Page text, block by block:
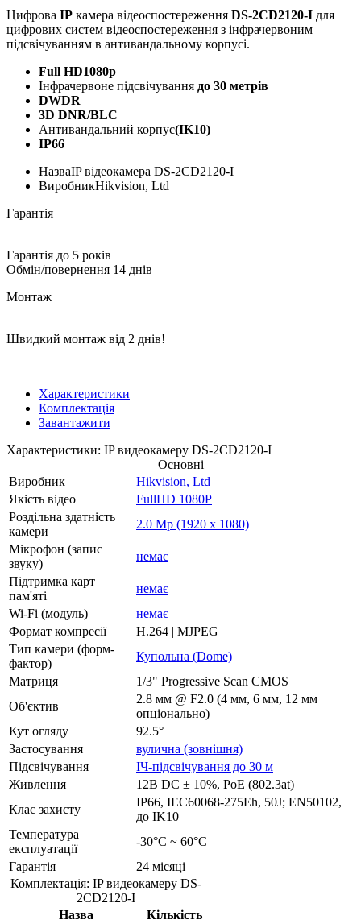
Цифрова IP камера відеоспостереження DS-2CD2120-I для
цифрових систем відеоспостереження з інфрачервоним
підсвічуванням в антивандальному корпусі.
Full HD1080p
Інфрачервоне підсвічування до 30 метрів
DWDR
3D DNR/BLC
Антивандальний корпус(IK10)
IP66
НазваIP відеокамера DS-2CD2120-I
ВиробникHikvision, Ltd
Гарантія
Гарантія до 5 років
Обмін/повернення 14 днів
Монтаж
Швидкий монтаж від 2 днів!
Характеристики
Комплектація
Завантажити
Характеристики: IP видеокамеру DS-2CD2120-I
Основні
Виробник
Hikvision, Ltd
Якість відео
FullHD 1080P
Роздільна здатність
камери
2.0 Mp (1920 x 1080)
Мікрофон (запис
звуку)
немає
Підтримка карт
пам'яті
немає
Wi-Fi (модуль)
немає
Формат компресії
H.264 | MJPEG
Тип камери (форм-
фактор)
Купольна (Dome)
Матриця
1/3" Progressive Scan CMOS
Об'єктив
2.8 мм @ F2.0 (4 мм, 6 мм, 12 мм
опціонально)
Кут огляду
92.5°
Застосування
вулична (зовнішня)
Підсвічування
ІЧ-підсвічування до 30 м
Живлення
12В DC ± 10%, РоЕ (802.3at)
Клас захисту
IP66, IEC60068-275Eh, 50J; EN50102,
до IK10
Температура
експлуатації
-30°C ~ 60°C
Гарантія
24 місяці
Комплектація: IP видеокамеру DS-
2CD2120-I
Назва
Кількість